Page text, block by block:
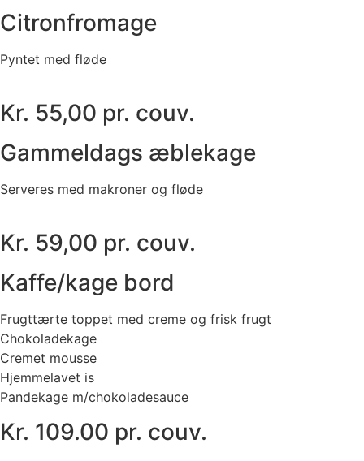
Citronfromage
Pyntet med fløde
Kr. 55,00 pr. couv.
Gammeldags æblekage
Serveres med makroner og fløde
Kr. 59,00 pr. couv.
Kaffe/kage bord
Frugttærte toppet med creme og frisk frugt
Chokoladekage
Cremet mousse
Hjemmelavet is
Pandekage m/chokoladesauce
Kr. 109.00 pr. couv.